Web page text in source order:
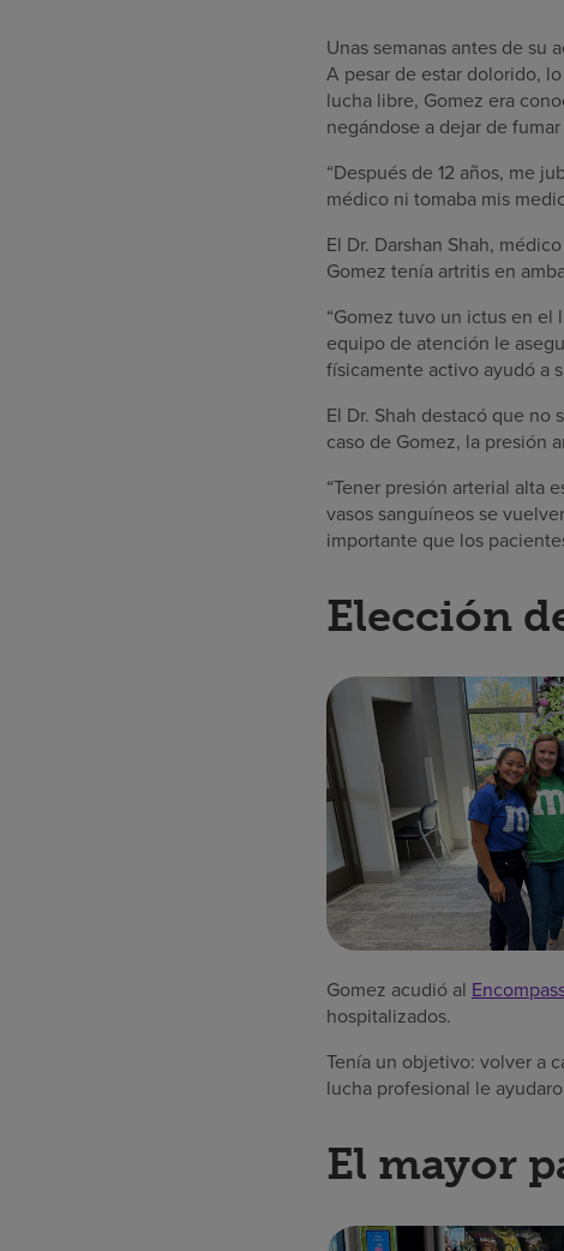
Unas semanas antes de su
A pesar de estar dolorido,
lucha libre, Gomez era
negándose a dejar de
“Después de 12 años, me
médico ni tomaba mis
El Dr. Darshan Shah,
Gomez tenía artritis en
“Gomez tuvo un ictus en el
equipo de atención le
físicamente activo ayudó a
El Dr. Shah destacó que
caso de Gomez, la presión
“Tener presión arterial alta
vasos sanguíneos se
importante que los
Elección
Gomez acudió al
hospitalizados.
Tenía un objetivo: volver a
lucha profesional le
El mayor